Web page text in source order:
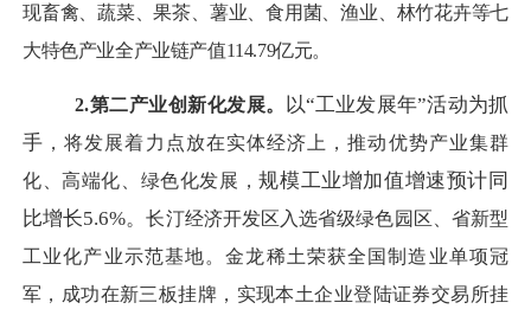
现畜禽、蔬菜、果茶、薯业、食用菌、渔业、林竹花卉等七
大特色产业全产业链产值114.79亿元。
2.第二产业创新化发展。 以“工业发展年”活动为抓
手 ，将发展着力点放在实体经济上，推动优势产业集群
化、高端化、绿色化发展 ，规模工业增加值增速预计同
比增长5.6%。长汀经济开发区入选省级绿色园区、省新型
工业化产业示范基地。金龙稀土荣获全国制造业单项冠
军，成功在新三板挂牌，实现本土企业登陆证券交易所挂